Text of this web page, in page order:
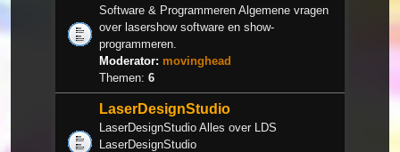
Software & Programmeren Algemene vragen
over lasershow software en show-
programmeren.
Moderator: movinghead
Themen: 6
LaserDesignStudio
LaserDesignStudio Alles over LDS
LaserDesignStudio